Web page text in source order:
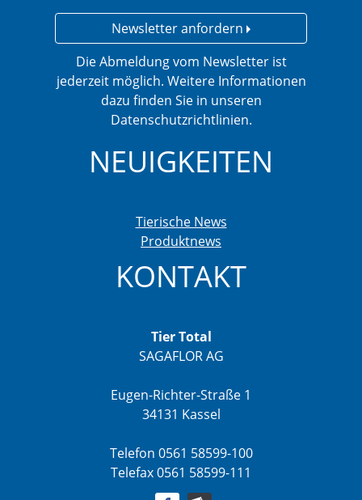
Newsletter anfordern
Die Abmeldung vom Newsletter ist
jederzeit möglich. Weitere Informationen
dazu finden Sie in unseren
Datenschutzrichtlinien.
NEUIGKEITEN
Tierische News
Produktnews
KONTAKT
Tier Total
SAGAFLOR AG
Eugen-Richter-Straße 1
34131 Kassel
Telefon 0561 58599-100
Telefax 0561 58599-111